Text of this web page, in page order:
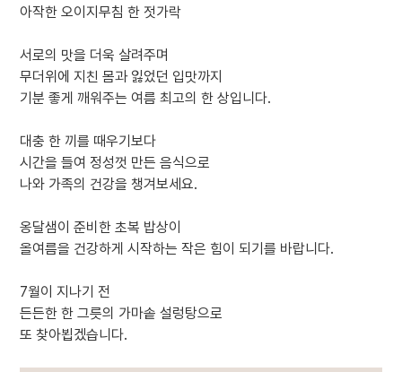
아작한 오이지무침 한 젓가락
서로의 맛을 더욱 살려주며
무더위에 지친 몸과 잃었던 입맛까지
기분 좋게 깨워주는 여름 최고의 한 상입니다.
대충 한 끼를 때우기보다
시간을 들여 정성껏 만든 음식으로
나와 가족의 건강을 챙겨보세요.
옹달샘이 준비한 초복 밥상이
올여름을 건강하게 시작하는 작은 힘이 되기를 바랍니다.
7월이 지나기 전
든든한 한 그릇의 가마솥 설렁탕으로
또 찾아뵙겠습니다.